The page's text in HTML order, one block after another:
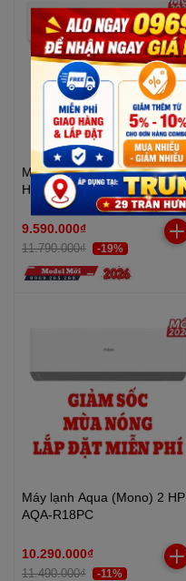
Máy lạnh Midea (Mono) 2.0
HP MSFQB-18CRN8
9.590.000₫
11.790.000₫ -19%
Máy lạnh Aqua (Mono) 2 HP
AQA-R18PC
10.290.000₫
11.490.000₫ -11%